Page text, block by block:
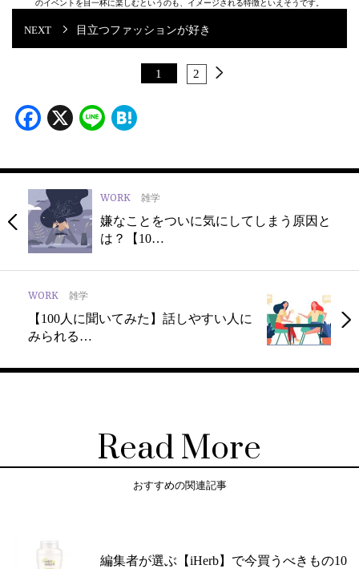
のイベントを目一杯に楽しむというのも、イメージされる特徴といえそうです。
目立つファッションが好き
1 2
Facebook
X Line
WORK 雑学
嫌なことをついに気にしてしまう原因と
は？【10…
WORK 雑学
【100人に聞いてみた】話しやすい人に
みられる…
Read More
おすすめの関連記事
編集者が選ぶ【iHerb】で今買うべきもの10